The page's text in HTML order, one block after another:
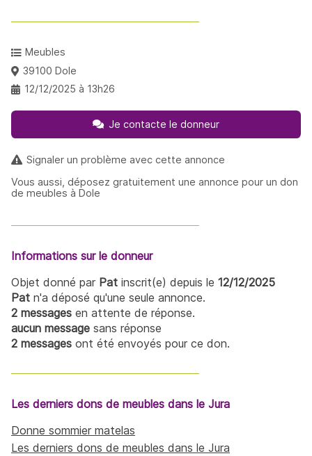
Meubles
39100 Dole
12/12/2025 à 13h26
Je contacte le donneur
Signaler un problème avec cette annonce
Vous aussi, déposez gratuitement une annonce pour un don
de meubles à Dole
Informations sur le donneur
Objet donné par Pat inscrit(e) depuis le 12/12/2025
Pat n'a déposé qu'une seule annonce.
2 messages en attente de réponse.
aucun message sans réponse
2 messages ont été envoyés pour ce don.
Les derniers dons de meubles dans le Jura
Donne sommier matelas
Les derniers dons de meubles dans le Jura